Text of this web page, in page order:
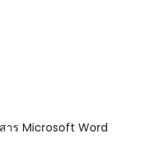
าร Microsoft Word